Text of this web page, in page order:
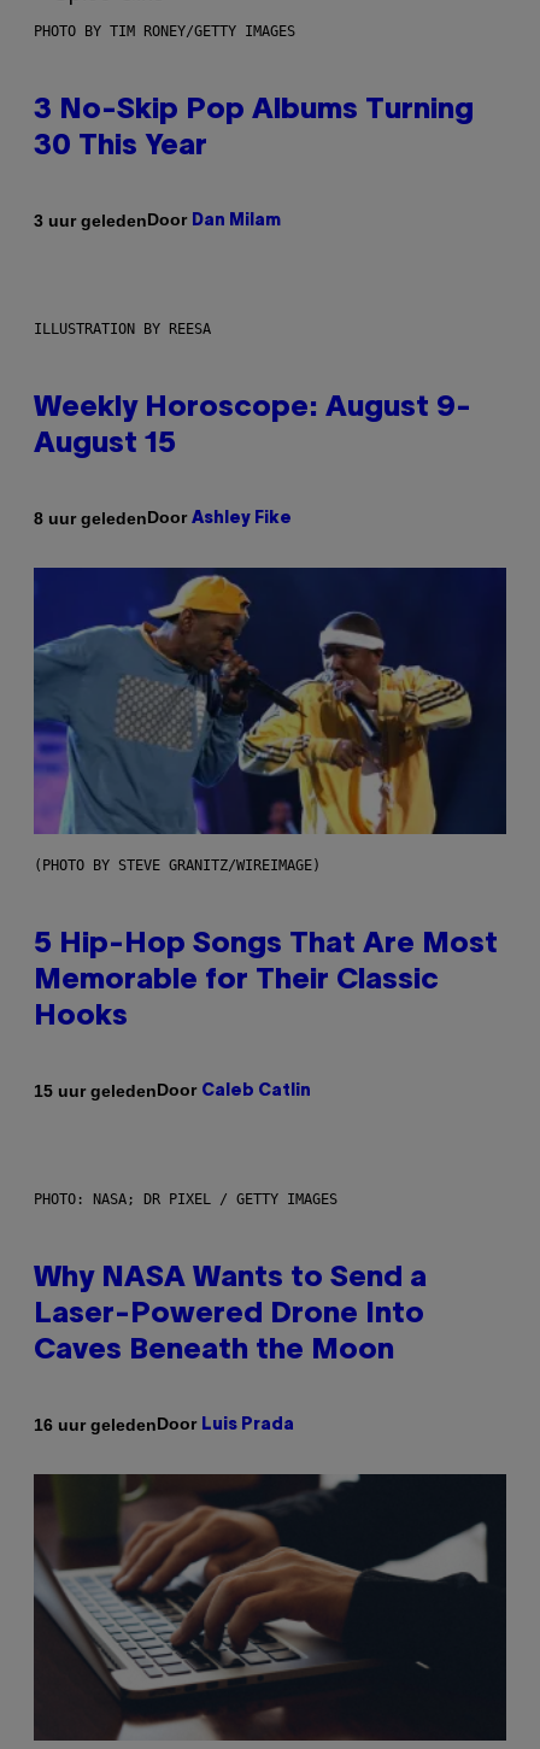
PHOTO BY TIM RONEY/GETTY IMAGES
3 No-Skip Pop Albums Turning
30 This Year
3 uur geledenDoor Dan Milam
ILLUSTRATION BY REESA
Weekly Horoscope: August 9-
August 15
8 uur geledenDoor Ashley Fike
(PHOTO BY STEVE GRANITZ/WIREIMAGE)
5 Hip-Hop Songs That Are Most
Memorable for Their Classic
Hooks
15 uur geledenDoor Caleb Catlin
PHOTO: NASA; DR PIXEL / GETTY IMAGES
Why NASA Wants to Send a
Laser-Powered Drone Into
Caves Beneath the Moon
16 uur geledenDoor Luis Prada